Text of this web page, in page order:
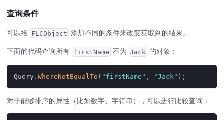
查询条件
可以给 FLCObject 添加不同的条件来改变获取到的结果。
下面的代码查询所有 firstName 不为 Jack 的对象：
Query . WhereNotEqualTo ( "firstName" , "Jack" ) ;
对于能够排序的属性（比如数字、字符串），可以进行比较查询：